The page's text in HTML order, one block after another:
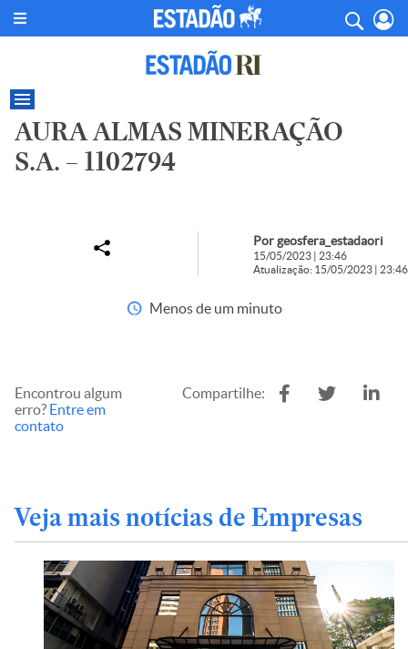
AURA ALMAS MINERAÇÃO
S.A. – 1102794
Por geosfera_estadaori
15/05/2023 | 23:46
Atualização: 15/05/2023 | 23:46
Menos de um minuto
Encontrou algum
erro? Entre em
contato
Compartilhe:
Veja mais notícias de Empresas